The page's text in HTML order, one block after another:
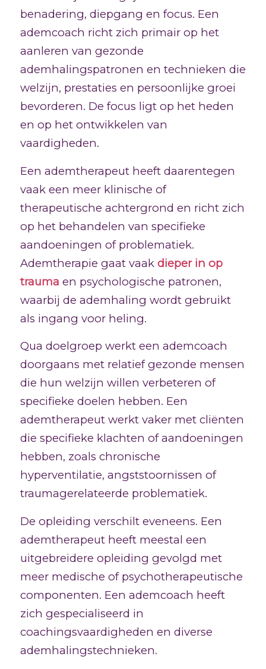
benadering, diepgang en focus. Een
ademcoach richt zich primair op het
aanleren van gezonde
ademhalingspatronen en technieken die
welzijn, prestaties en persoonlijke groei
bevorderen. De focus ligt op het heden
en op het ontwikkelen van
vaardigheden.
Een ademtherapeut heeft daarentegen
vaak een meer klinische of
therapeutische achtergrond en richt zich
op het behandelen van specifieke
aandoeningen of problematiek.
Ademtherapie gaat vaak dieper in op
trauma en psychologische patronen,
waarbij de ademhaling wordt gebruikt
als ingang voor heling.
Qua doelgroep werkt een ademcoach
doorgaans met relatief gezonde mensen
die hun welzijn willen verbeteren of
specifieke doelen hebben. Een
ademtherapeut werkt vaker met cliënten
die specifieke klachten of aandoeningen
hebben, zoals chronische
hyperventilatie, angststoornissen of
traumagerelateerde problematiek.
De opleiding verschilt eveneens. Een
ademtherapeut heeft meestal een
uitgebreidere opleiding gevolgd met
meer medische of psychotherapeutische
componenten. Een ademcoach heeft
zich gespecialiseerd in
coachingsvaardigheden en diverse
ademhalingstechnieken.